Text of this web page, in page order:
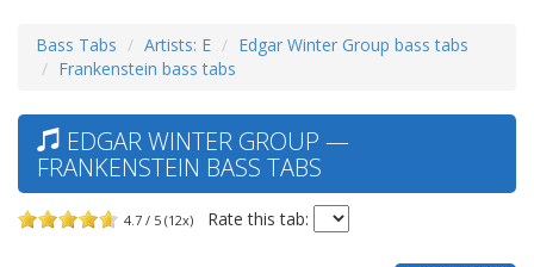
Bass Tabs Artists: E
Edgar Winter Group bass tabs
Frankenstein bass tabs
EDGAR WINTER GROUP —
FRANKENSTEIN BASS TABS
4.7 / 5 (12x) Rate this tab: